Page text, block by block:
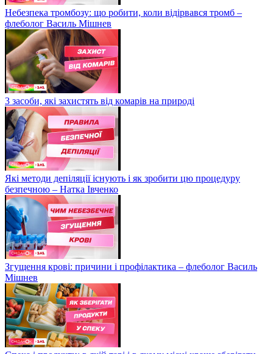
Небезпека тромбозу: що робити, коли відірвався тромб –
флеболог Василь Мішнев
3 засоби, які захистять від комарів на природі
Які методи депіляції існують і як зробити цю процедуру
безпечною – Натка Івченко
Згущення крові: причини і профілактика – флеболог Василь
Мішнев